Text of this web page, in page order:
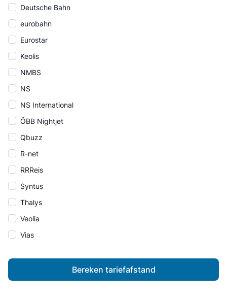
Deutsche Bahn
eurobahn
Eurostar
Keolis
NMBS
NS
NS International
ÖBB Nightjet
Qbuzz
R-net
RRReis
Syntus
Thalys
Veolia
Vias
Bereken tariefafstand